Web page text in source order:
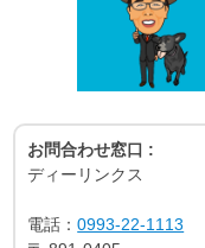
お問合わせ窓口 :
ディーリンクス
電話：0993-22-1113